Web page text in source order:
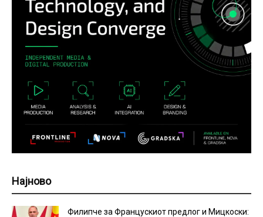
Најново
Филипче за Францускиот предлог и Мицкоски: